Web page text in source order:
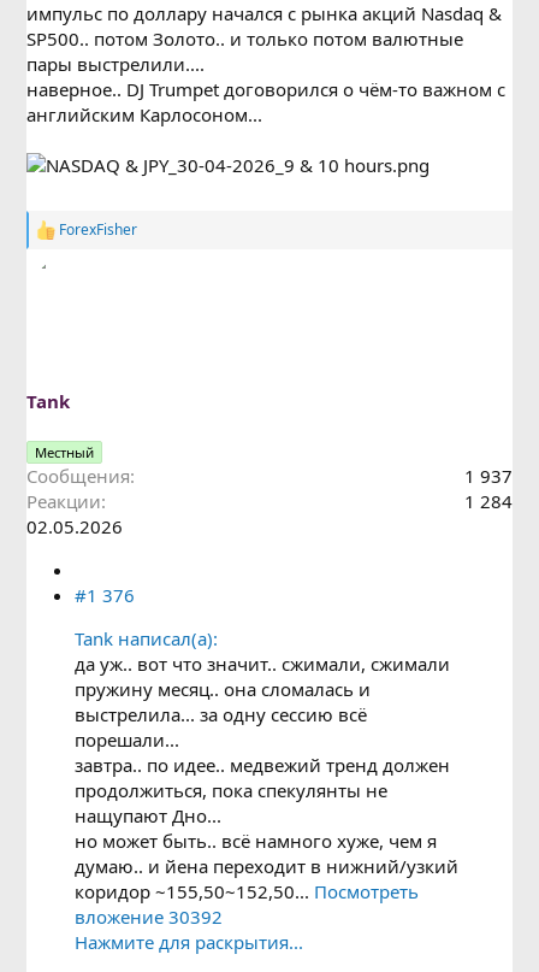
импульс по доллару начался с рынка акций Nasdaq &
SP500.. потом Золото.. и только потом валютные
пары выстрелили....
наверное.. DJ Trumpet договорился о чём-то важном с
английским Карлосоном...
Р
ForexFisher
Tank
Местный
Сообщения
1 937
Реакции
1 284
02.05.2026
#1 376
Tank написал(а):
да уж.. вот что значит.. сжимали, сжимали
пружину месяц.. она сломалась и
выстрелила... за одну сессию всё
порешали...
завтра.. по идее.. медвежий тренд должен
продолжиться, пока спекулянты не
нащупают Дно...
но может быть.. всё намного хуже, чем я
думаю.. и йена переходит в нижний/узкий
коридор ~155,50~152,50... Посмотреть
вложение 30392
Нажмите для раскрытия...